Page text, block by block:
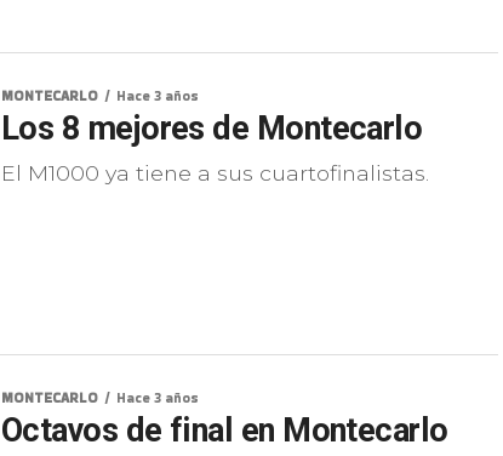
MONTECARLO Hace 3 años
Los 8 mejores de Montecarlo
El M1000 ya tiene a sus cuartofinalistas.
MONTECARLO Hace 3 años
Octavos de final en Montecarlo